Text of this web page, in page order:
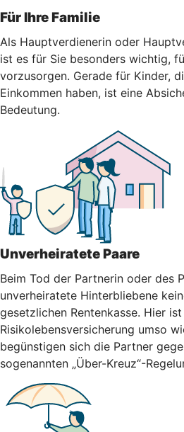
Für Ihre Familie
Als Hauptverdienerin oder
ist es für Sie besonders wichtig,
vorzusorgen. Gerade für Kinder,
Einkommen haben, ist eine
Bedeutung.
Unverheiratete Paare
Beim Tod der Partnerin oder des
unverheiratete Hinterbliebene
gesetzlichen Rentenkasse. Hier
Risikolebensversicherung umso
begünstigen sich die Partner
sogenannten „Über-Kreuz“-